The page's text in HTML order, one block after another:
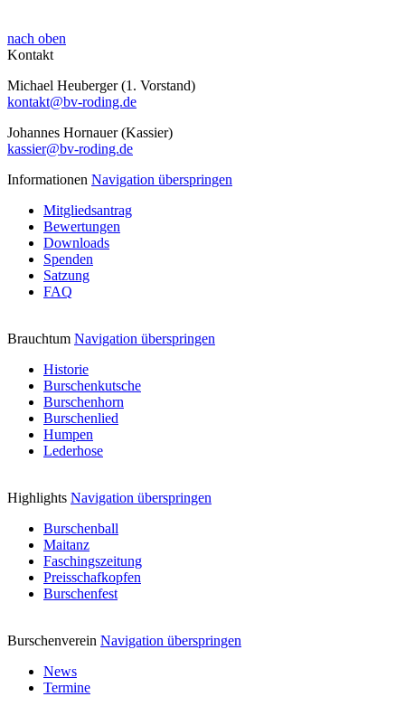
nach oben
Kontakt
Michael Heuberger (1. Vorstand)
kontakt@bv-roding.de
Johannes Hornauer (Kassier)
kassier@bv-roding.de
Informationen Navigation überspringen
Mitgliedsantrag
Bewertungen
Downloads
Spenden
Satzung
FAQ
Brauchtum Navigation überspringen
Historie
Burschenkutsche
Burschenhorn
Burschenlied
Humpen
Lederhose
Highlights Navigation überspringen
Burschenball
Maitanz
Faschingszeitung
Preisschafkopfen
Burschenfest
Burschenverein Navigation überspringen
News
Termine